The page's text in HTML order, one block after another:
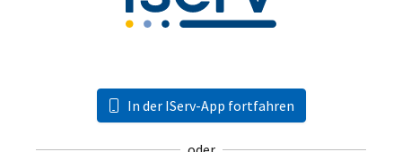
In der IServ-App fortfahren